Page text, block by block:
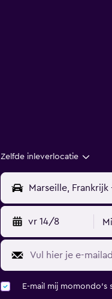
Zelfde inleverlocatie
vr 14/8
E-mail mij momondo's